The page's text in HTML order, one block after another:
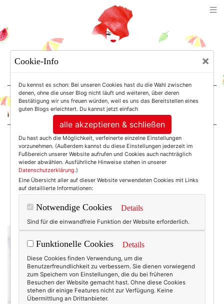
For Women. Not Girls.
Einträge mit dem
Tag: Katzen
Cookie-Info ×
Du kennst es schon: Bei unseren Cookies hast du die Wahl zwischen
denen, ohne die unser Blog nicht läuft und weiteren, über deren
Bestätigung wir uns freuen würden, weil es uns das Bereitstellen eines
guten Blogs erleichtert. Du kannst jetzt einfach
alle akzeptieren & schließen
Du hast auch die Möglichkeit, verfeinerte einzelne Einstellungen
vorzunehmen. (Außerdem kannst du diese Einstellungen jederzeit im
Fußbereich unserer Website aufrufen und Cookies auch nachträglich
wieder abwählen. Ausführliche Hinweise stehen in unserer
Datenschutzerklärung.)
Eine Übersicht aller auf dieser Website verwendeten Cookies mit Links
auf detaillierte Informationen:
Notwendige Cookies Details
Sind für die einwandfreie Funktion der Website erforderlich.
Funktionelle Cookies Details
Diese Cookies finden Verwendung, um die
Benutzerfreundlichkeit zu verbessern. Sie dienen vorwiegend
zum Speichern von Einstellungen, die du bei früheren
Besuchen der Website gemacht hast. Ohne diese Cookies
stehen dir einige Features nicht zur Verfügung. Keine
Übermittlung an Drittanbieter.